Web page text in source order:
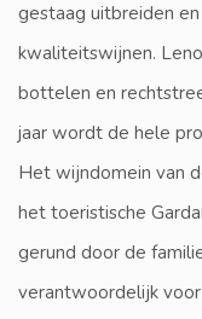
gestaag uitbreiden
kwaliteitswijnen.
bottelen en
jaar wordt de hele
Het wijndomein van
het toeristische
gerund door de
verantwoordelijk